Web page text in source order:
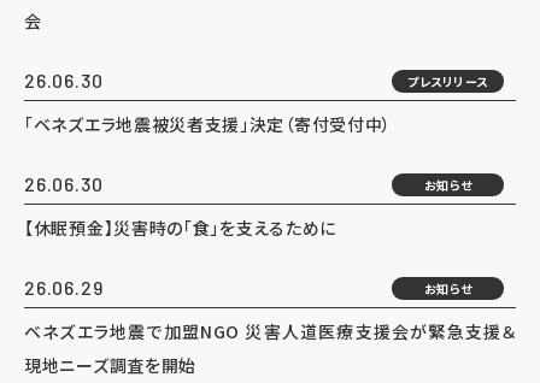
会
26.06.30 プレスリリース
「ベネズエラ地震被災者支援」決定（寄付受付中）
26.06.30 お知らせ
【休眠預金】災害時の「食」を支えるために
26.06.29 お知らせ
ベネズエラ地震で加盟NGO 災害人道医療支援会が緊急支援＆
現地ニーズ調査を開始